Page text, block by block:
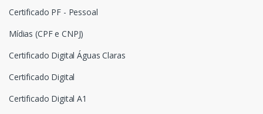
Certificado PF - Pessoal
Mídias (CPF e CNPJ)
Certificado Digital Águas Claras
Certificado Digital
Certificado Digital A1